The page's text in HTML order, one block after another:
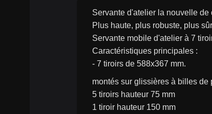
Servante d'atelier la nouvelle de
Plus haute, plus robuste, plus
Servante mobile d'atelier à 7
Caractéristiques principales :
- 7 tiroirs de 588x367 mm.
montés sur glissières à billes de
5 tiroirs hauteur 75 mm
1 tiroir hauteur 150 mm